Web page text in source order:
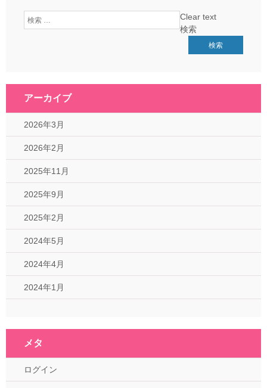
Clear text
検索
アーカイブ
2026年3月
2026年2月
2025年11月
2025年9月
2025年2月
2024年5月
2024年4月
2024年1月
メタ
ログイン